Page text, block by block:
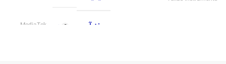
برند آی سی MediaTek